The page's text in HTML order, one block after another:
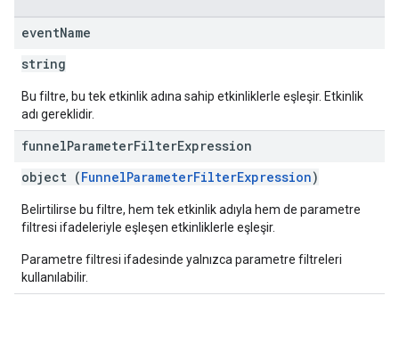
eventName
string
Bu filtre, bu tek etkinlik adına sahip etkinliklerle eşleşir. Etkinlik
adı gereklidir.
funnelParameterFilterExpression
object (FunnelParameterFilterExpression)
Belirtilirse bu filtre, hem tek etkinlik adıyla hem de parametre
filtresi ifadeleriyle eşleşen etkinliklerle eşleşir.
Parametre filtresi ifadesinde yalnızca parametre filtreleri
kullanılabilir.